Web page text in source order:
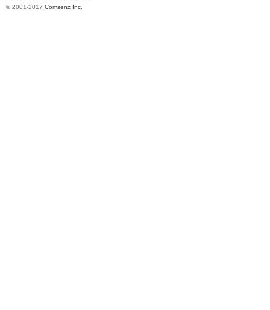
© 2001-2017 Comsenz Inc.